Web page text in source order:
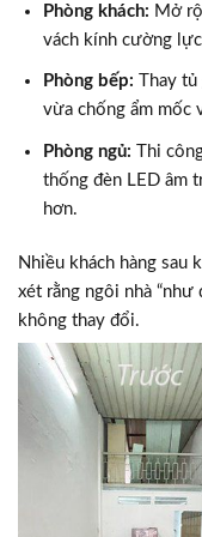
Phòng khách: Mở
vách kính cường
Phòng bếp:
Thay
vừa chống ẩm mốc
Phòng ngủ: Thi
thống đèn LED âm
hơn.
Nhiều khách hàng sau
xét rằng ngôi nhà
không thay đổi.